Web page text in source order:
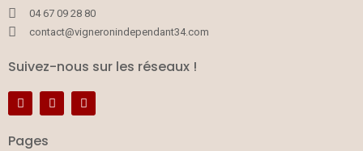
04 67 09 28 80
contact@vigneronindependant34.com
Suivez-nous sur les réseaux !
Pages